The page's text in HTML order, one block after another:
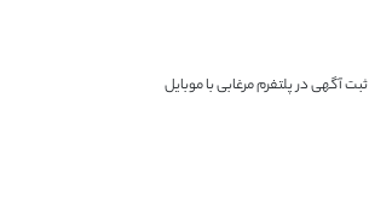
ثبت آگهی در پلتفرم مرغابی با موبایل